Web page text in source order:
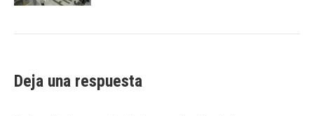
Deja una respuesta